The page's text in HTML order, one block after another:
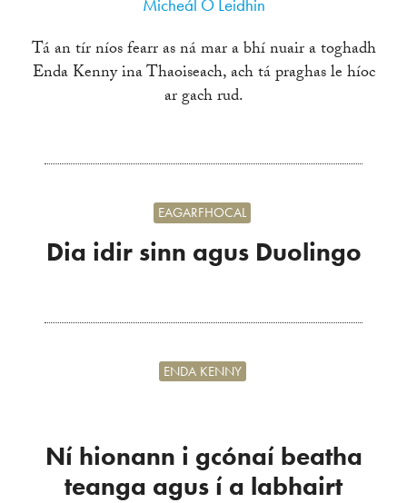
Micheál Ó Leidhin
Tá an tír níos fearr as ná mar a bhí nuair a toghadh
Enda Kenny ina Thaoiseach, ach tá praghas le híoc
ar gach rud.
Dia idir sinn agus Duolingo
EAGARFHOCAL
Ní hionann i gcónaí beatha
teanga agus í a labhairt
ENDA KENNY